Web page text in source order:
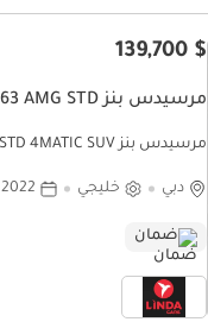
$ 139,700
مرسيدس بنز G 63 AMG STD
مرسيدس بنز G 63 AMG STD 4MATIC SUV
دبي خليجي 2022
ضمان